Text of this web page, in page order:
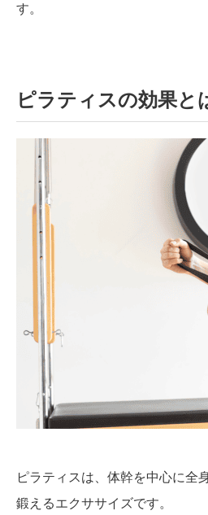
す。
ピラティスの効果と
ピラティスは、体幹を中心に全
鍛えるエクササイズです。